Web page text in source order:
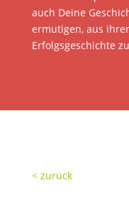
auch Deine
ermutigen, aus
Erfolgsgeschichte
< zurück